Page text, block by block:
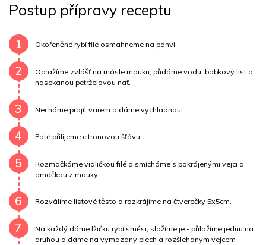
Uhlovodany1 g Cholesterol409.2 mg
Draslík 108.9 mg Vláknina 3918.3 mg
Vitamín A 3918.3 mg Vitamín B6
Vitamín E
Postup přípravy receptu
1 Okořeněné rybí filé osmahneme na pánvi.
2
Opražíme zvlášť na másle mouku, přidáme vodu, bobkový list a
nasekanou petrželovou nať.
3 Necháme projít varem a dáme vychladnout.
4 Poté přilijeme citronovou šťávu.
5
Rozmačkáme vidličkou filé a smícháme s pokrájenými vejci a
omáčkou z mouky.
6 Rozválíme listové těsto a rozkrájíme na čtverečky 5x5cm.
7
Na každý dáme lžičku rybí směsi, složíme je - přiložíme jednu na
druhou a dáme na vymazaný plech a rozšlehaným vejcem